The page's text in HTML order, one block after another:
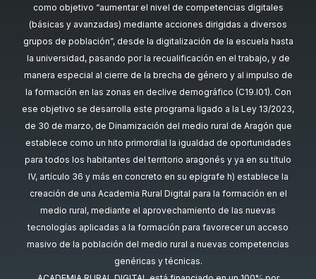
como objetivo “aumentar el nivel de competencias digitales
(básicas y avanzadas) mediante acciones dirigidas a diversos
grupos de población”, desde la digitalización de la escuela hasta
la universidad, pasando por la recualificación en el trabajo, y de
manera especial al cierre de la brecha de género y al impulso de
la formación en las zonas en declive demográfico (C19.I01). Con
ese objetivo se desarrolla este programa ligado a la Ley 13/2023,
de 30 de marzo, de Dinamización del medio rural de Aragón que
establece como un hito primordial la igualdad de oportunidades
para todos los habitantes del territorio aragonés y ya en su título
IV, artículo 36 y más en concreto en su epígrafe h) establece la
creación de una Academia Rural Digital para la formación en el
medio rural, mediante el aprovechamiento de las nuevas
tecnologías aplicadas a la formación para favorecer un acceso
masivo de la población del medio rural a nuevas competencias
genéricas y técnicas.